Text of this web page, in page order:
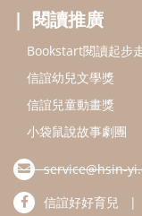
(02)2396-5305
認識信誼 合作洽談
本網站建議使用IE9(
信誼基金會/上誼文化